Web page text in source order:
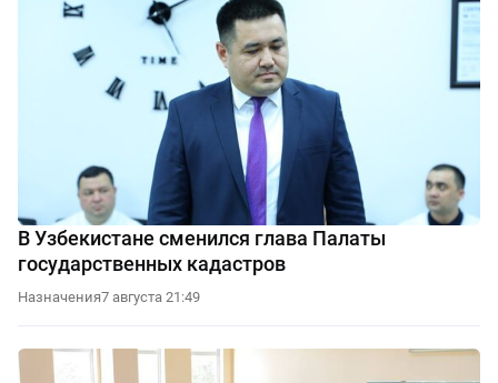
В Узбекистане сменился глава Палаты
государственных кадастров
Назначения7 августа 21:49